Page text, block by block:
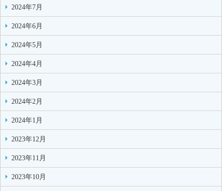
2024年7月
2024年6月
2024年5月
2024年4月
2024年3月
2024年2月
2024年1月
2023年12月
2023年11月
2023年10月